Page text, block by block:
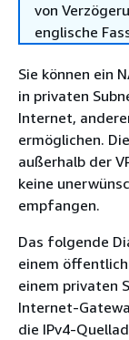
von
englische
Sie können ein
in privaten
Internet,
ermöglichen.
außerhalb der
keine
empfangen.
Das folgende
einem
einem privaten
Internet-
die IPv4-